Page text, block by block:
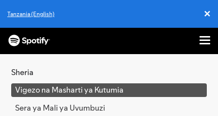
Tanzania (English)
✕
MAUDHUI
Sheria
Vigezo na Masharti ya Kutumia
Sera ya Mali ya Uvumbuzi